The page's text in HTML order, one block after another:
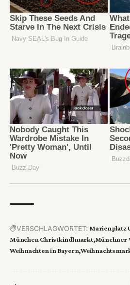
VERSCHLAGWORTET: Marienplatz
München Christkindlmarkt Münchner
Weihnachten in Bayern